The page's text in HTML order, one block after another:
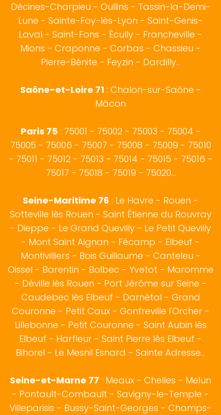
Décines-Charpieu - Oullins - Tassin-la-Demi-
Lune - Sainte-Foy-lès-Lyon - Saint-Genis-
Laval - Saint-Fons - Écully - Francheville -
Mions - Craponne - Corbas - Chassieu -
Pierre-Bénite - Feyzin - Dardilly...
Saône-et-Loire 71: Chalon-sur-Saône -
Mâcon
Paris 75: 75001 - 75002 - 75003 - 75004 -
75005 - 75006 - 75007 - 75008 - 75009 - 75010
- 75011 - 75012 - 75013 - 75014 - 75015 - 75016 -
75017 - 75018 - 75019 - 75020...
Seine-Maritime 76 : Le Havre - Rouen -
Sotteville lès Rouen - Saint Étienne du Rouvray
- Dieppe - Le Grand Quevilly - Le Petit Quevilly
- Mont Saint Aignan - Fécamp - Elbeuf -
Montivilliers - Bois Guillaume - Canteleu -
Oissel - Barentin - Bolbec - Yvetot - Maromme
- Déville lès Rouen - Port Jérôme sur Seine -
Caudebec lès Elbeuf - Darnétal - Grand
Couronne - Petit Caux - Gonfreville l'Orcher -
Lillebonne - Petit Couronne - Saint Aubin lès
Elbeuf - Harfleur - Saint Pierre lès Elbeuf -
Bihorel - Le Mesnil Esnard - Sainte Adresse...
Seine-et-Marne 77 : Meaux - Chelles - Melun
- Pontault-Combault - Savigny-le-Temple -
Villeparisis - Bussy-Saint-Georges - Champs-